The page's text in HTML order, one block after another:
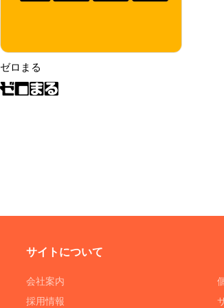
ゼロまる
サイトについて
会社案内
採用情報